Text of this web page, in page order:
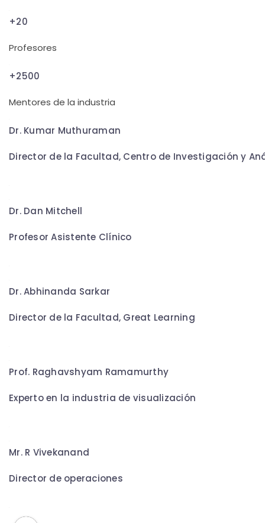
+20
Profesores
+2500
Mentores de la industria
Dr. Kumar Muthuraman
Director de la Facultad, Centro de Investigación y
Dr. Dan Mitchell
Profesor Asistente Clínico
Dr. Abhinanda Sarkar
Director de la Facultad, Great Learning
Prof. Raghavshyam Ramamurthy
Experto en la industria de visualización
Mr. R Vivekanand
Director de operaciones